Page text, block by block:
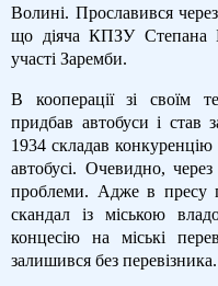
Волині. Прославився
що діяча КПЗУ Степана
участі Заремби.
В кооперації зі своїм
придбав автобуси і став
1934 складав
автобусі. Очевидно,
проблеми. Адже в пресу
скандал із міською
концесію на міські
залишився без перевізника.